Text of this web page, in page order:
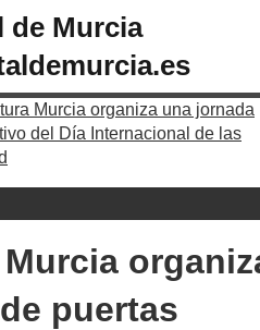
de Murcia
Murcia organiza una jornada
del Día Internacional de las
puertas